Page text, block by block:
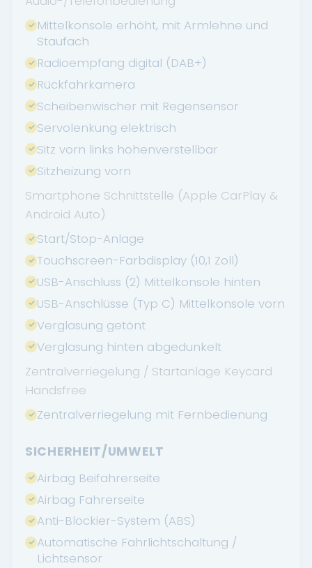
Mittelkonsole erhöht, mit Armlehne und
Staufach
Radioempfang digital (DAB+)
Rückfahrkamera
Scheibenwischer mit Regensensor
Servolenkung elektrisch
Sitz vorn links höhenverstellbar
Sitzheizung vorn
Smartphone Schnittstelle (Apple CarPlay &
Android Auto)
Start/Stop-Anlage
Touchscreen-Farbdisplay (10,1 Zoll)
USB-Anschluss (2) Mittelkonsole hinten
USB-Anschlüsse (Typ C) Mittelkonsole vorn
Verglasung getönt
Verglasung hinten abgedunkelt
Zentralverriegelung / Startanlage Keycard
Handsfree
Zentralverriegelung mit Fernbedienung
SICHERHEIT/UMWELT
Airbag Beifahrerseite
Airbag Fahrerseite
Anti-Blockier-System (ABS)
Automatische Fahrlichtschaltung /
Lichtsensor